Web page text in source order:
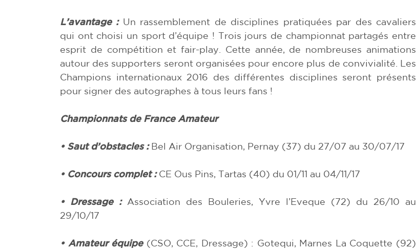
L’avantage : Un rassemblement de disciplines pratiquées par des cavaliers
qui ont choisi un sport d’équipe ! Trois jours de championnat partagés entre
esprit de compétition et fair-play. Cette année, de nombreuses animations
autour des supporters seront organisées pour encore plus de convivialité. Les
Champions internationaux 2016 des différentes disciplines seront présents
pour signer des autographes à tous leurs fans !
Championnats de France Amateur
• Saut d’obstacles :Bel Air Organisation, Pernay (37) du 27/07 au 30/07/17
• Concours complet : CE Ous Pins, Tartas (40) du 01/11 au 04/11/17
• Dressage :Association des Bouleries, Yvre l’Eveque (72) du 26/10 au
29/10/17
• Amateur équipe(CSO, CCE, Dressage) : Gotequi, Marnes La Coquette (92)